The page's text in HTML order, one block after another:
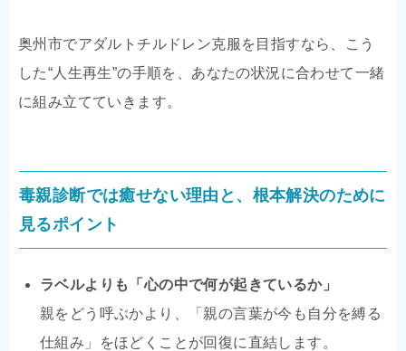
奥州市でアダルトチルドレン克服を目指すなら、こう
した“人生再生”の手順を、あなたの状況に合わせて一緒
に組み立てていきます。
毒親診断では癒せない理由と、根本解決のために
見るポイント
ラベルよりも「心の中で何が起きているか」
親をどう呼ぶかより、「親の言葉が今も自分を縛る
仕組み」をほどくことが回復に直結します。